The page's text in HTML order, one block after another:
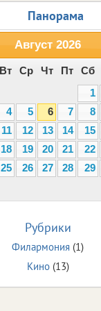
Панорама
Август 2026
Вт Ср Чт Пт Сб
1
4 5 6 7 8
11 12 13 14 15
18 19 20 21 22
25 26 27 28 29
Рубрики
Филармония (1)
Кино(13)